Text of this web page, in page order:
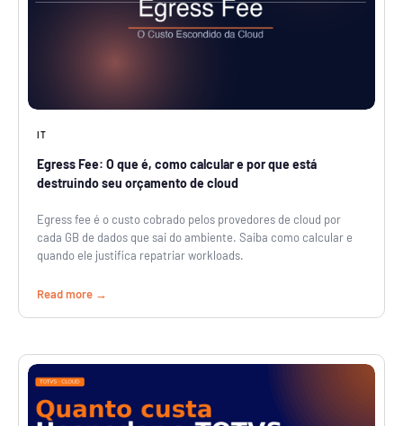
IT
Egress Fee: O que é, como calcular e por que está
destruindo seu orçamento de cloud
Egress fee é o custo cobrado pelos provedores de cloud por
cada GB de dados que sai do ambiente. Saiba como calcular e
quando ele justifica repatriar workloads.
Read more